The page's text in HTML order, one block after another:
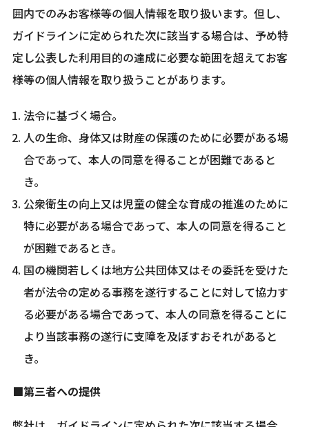
囲内でのみお客様等の個人情報を取り扱います。但し、
ガイドラインに定められた次に該当する場合は、予め特
定し公表した利用目的の達成に必要な範囲を超えてお客
様等の個人情報を取り扱うことがあります。
法令に基づく場合。
人の生命、身体又は財産の保護のために必要がある場
合であって、本人の同意を得ることが困難であると
き。
公衆衛生の向上又は児童の健全な育成の推進のために
特に必要がある場合であって、本人の同意を得ること
が困難であるとき。
国の機関若しくは地方公共団体又はその委託を受けた
者が法令の定める事務を遂行することに対して協力す
る必要がある場合であって、本人の同意を得ることに
より当該事務の遂行に支障を及ぼすおそれがあると
き。
■第三者への提供